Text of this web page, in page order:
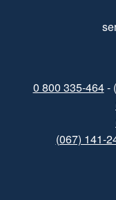
0 800 335-464-
(067) 141-